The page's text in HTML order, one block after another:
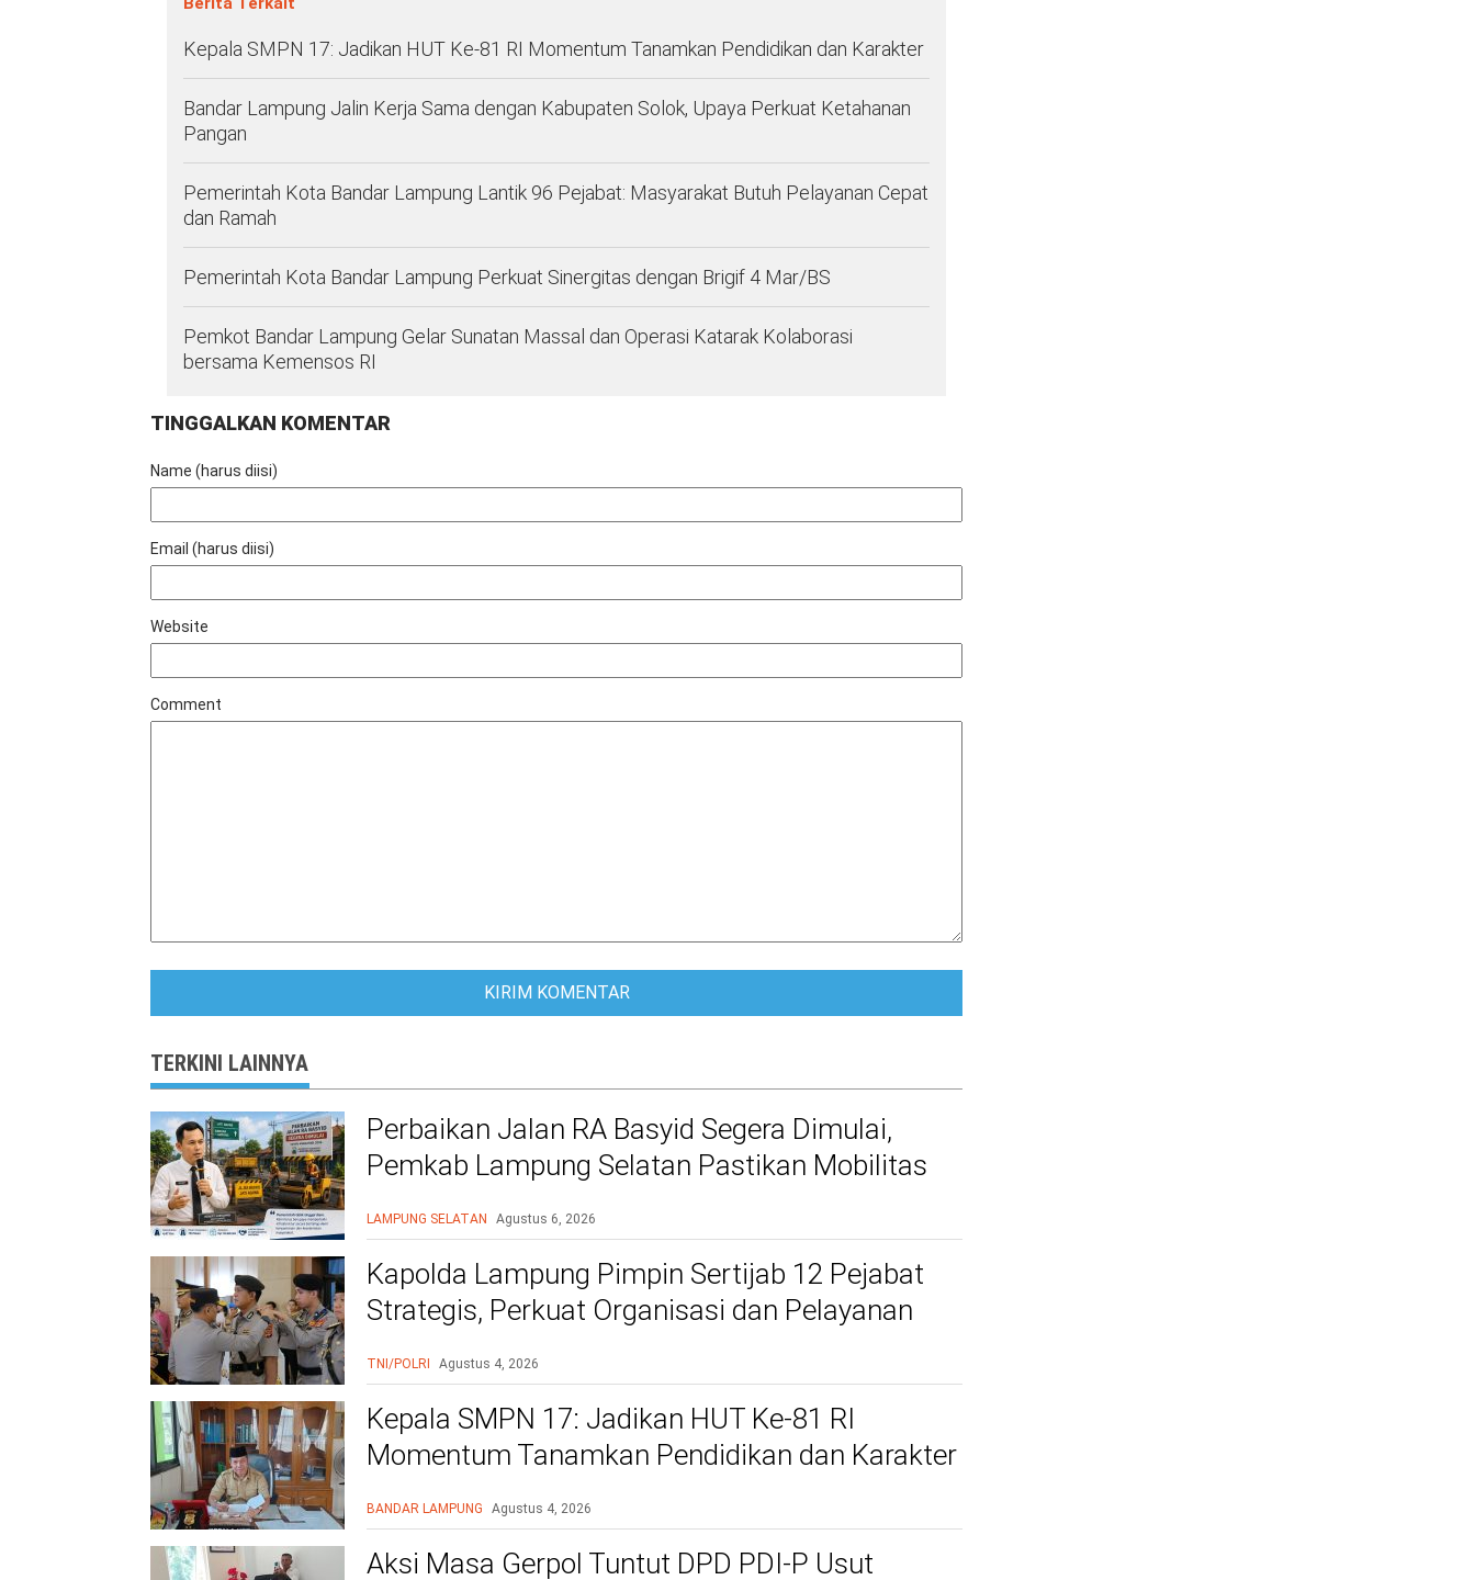
Kepala SMPN 17: Jadikan HUT Ke-81 RI Momentum Tanamkan Pendidikan dan Karakter
Bandar Lampung Jalin Kerja Sama dengan Kabupaten Solok, Upaya Perkuat Ketahanan
Pangan
Pemerintah Kota Bandar Lampung Lantik 96 Pejabat: Masyarakat Butuh Pelayanan Cepat
dan Ramah
Pemerintah Kota Bandar Lampung Perkuat Sinergitas dengan Brigif 4 Mar/BS
Pemkot Bandar Lampung Gelar Sunatan Massal dan Operasi Katarak Kolaborasi
bersama Kemensos RI
TINGGALKAN KOMENTAR
Name (harus diisi)
Email (harus diisi)
Website
Comment
TERKINI LAINNYA
Perbaikan Jalan RA Basyid Segera Dimulai,
Pemkab Lampung Selatan Pastikan Mobilitas
LAMPUNG SELATAN Agustus 6, 2026
Kapolda Lampung Pimpin Sertijab 12 Pejabat
Strategis, Perkuat Organisasi dan Pelayanan
TNI/POLRI Agustus 4, 2026
Kepala SMPN 17: Jadikan HUT Ke-81 RI
Momentum Tanamkan Pendidikan dan Karakter
BANDAR LAMPUNG Agustus 4, 2026
Aksi Masa Gerpol Tuntut DPD PDI-P Usut